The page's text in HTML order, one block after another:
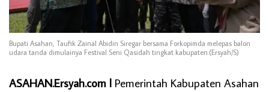
Bupati Asahan, Taufik Zainal Abidin Siregar bersama Forkopimda melepas balon
udara tanda dimulainya Festival Seni Qasidah tingkat kabupaten.(Ersyah/S)
ASAHAN.Ersyah.com l Pemerintah Kabupaten Asahan